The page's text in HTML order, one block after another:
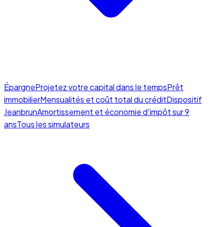
ÉpargneProjetez votre capital dans le tempsPrêt
immobilierMensualités et coût total du créditDispositif
JeanbrunAmortissement et économie d'impôt sur 9
ansTous les simulateurs